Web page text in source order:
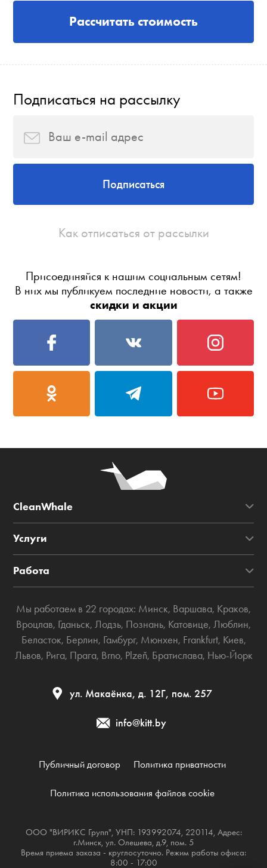
Рассчитать стоимость
Подписаться на рассылку
Подписаться
Как отписаться от рассылки
Присоединяйся к нашим социальным сетям!
В них мы публикуем последние новости, а также
скидки и акции
CleanWhale
Услуги
Работа
Мы работаем в 22 городах: Минск, Варшава, Краков,
Вроцлав, Гданьск, Лодзь, Познань, Катовице, Люблин,
Беласток, Берлин, Гамбург, Мюнхен, Frankfurt, Киев,
Львов, Рига, Прага, Brno, Plzeň, Братислава, Нью-Йорк
ул. Макаёнка, д. 12Г, пом. 257
info@kitt.by
Публичный договор Политика приватности
Политика использования файлов cookie
ООО "ВИРИКС Групп", УНП: 193992074, 220114, Адрес:
г.Минск, ул. Олешева, д.9, пом. 5
Время приема заказа - круглосуточно. Режим работы офиса:
8:00 - 17:00